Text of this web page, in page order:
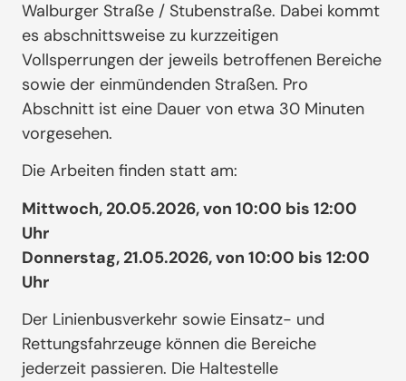
Walburger Straße / Stubenstraße. Dabei kommt
es abschnittsweise zu kurzzeitigen
Vollsperrungen der jeweils betroffenen Bereiche
sowie der einmündenden Straßen. Pro
Abschnitt ist eine Dauer von etwa 30 Minuten
vorgesehen.
Die Arbeiten finden statt am:
Mittwoch, 20.05.2026, von 10:00 bis 12:00
Uhr
Donnerstag, 21.05.2026, von 10:00 bis 12:00
Uhr
Der Linienbusverkehr sowie Einsatz- und
Rettungsfahrzeuge können die Bereiche
jederzeit passieren. Die Haltestelle